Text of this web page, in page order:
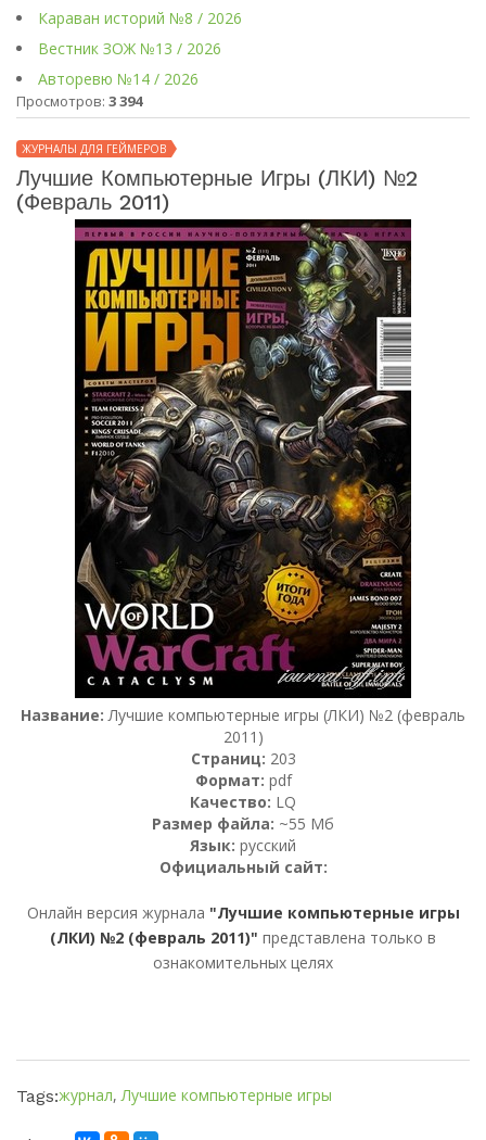
Караван историй №8 / 2026
Вестник ЗОЖ №13 / 2026
Авторевю №14 / 2026
Просмотров: 3 394
ЖУРНАЛЫ ДЛЯ ГЕЙМЕРОВ
Лучшие Компьютерные Игры (ЛКИ) №2
(февраль 2011)
Название: Лучшие компьютерные игры (ЛКИ) №2 (февраль
2011)
Страниц: 203
Формат: pdf
Качество: LQ
Размер файла: ~55 Мб
Язык: русский
Официальный сайт:
Онлайн версия журнала "Лучшие компьютерные игры
(ЛКИ) №2 (февраль 2011)" представлена только в
ознакомительных целях
Tags:журнал,Лучшие компьютерные игры